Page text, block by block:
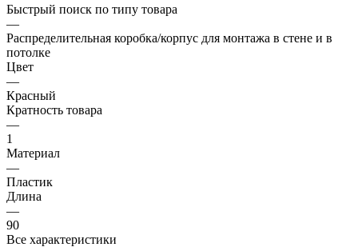
Быстрый поиск по типу товара
—
Распределительная коробка/корпус для монтажа в стене и в
потолке
Цвет
—
Красный
Кратность товара
—
1
Материал
—
Пластик
Длина
—
90
Все характеристики